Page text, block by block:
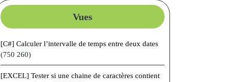
Vues
[C#] Calculer l’intervalle de temps entre deux dates
(750 260)
[EXCEL] Tester si une chaine de caractères contient